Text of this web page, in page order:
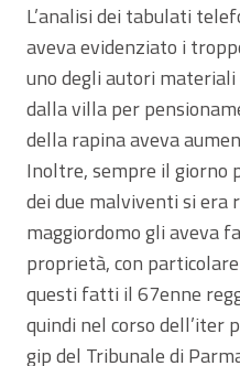
L’analisi dei tabulati
aveva evidenziato i
uno degli autori
dalla villa per
della rapina aveva
Inoltre, sempre il giorno
dei due malviventi si era
maggiordomo gli aveva
proprietà, con
questi fatti il 67enne
quindi nel corso dell’iter
gip del Tribunale di